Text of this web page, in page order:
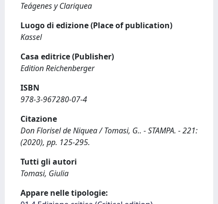
Teágenes y Clariquea
Luogo di edizione (Place of publication)
Kassel
Casa editrice (Publisher)
Edition Reichenberger
ISBN
978-3-967280-07-4
Citazione
Don Florisel de Niquea / Tomasi, G.. - STAMPA. - 221:
(2020), pp. 125-295.
Tutti gli autori
Tomasi, Giulia
Appare nelle tipologie: